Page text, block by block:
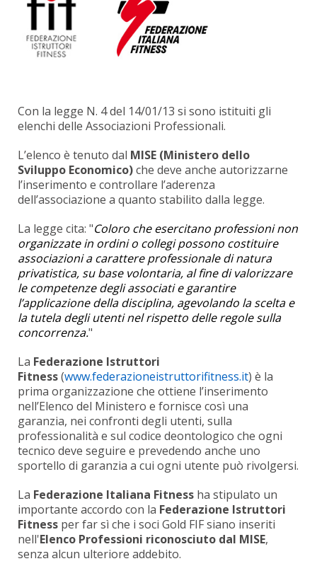
Con la legge N. 4 del 14/01/13 si sono istituiti gli
elenchi delle Associazioni Professionali.
L’elenco è tenuto dal MISE (Ministero dello
Sviluppo Economico)che deve anche autorizzarne
l’inserimento e controllare l’aderenza
dell’associazione a quanto stabilito dalla legge.
La legge cita: "Coloro che esercitano professioni non
organizzate in ordini o collegi possono costituire
associazioni a carattere professionale di natura
privatistica, su base volontaria, al fine di valorizzare
le competenze degli associati e garantire
l’applicazione della disciplina, agevolando la scelta e
la tutela degli utenti nel rispetto delle regole sulla
concorrenza."
La Federazione Istruttori
Fitness(www.federazioneistruttorifitness.it) è la
prima organizzazione che ottiene l’inserimento
nell’Elenco del Ministero e fornisce così una
garanzia, nei confronti degli utenti, sulla
professionalità e sul codice deontologico che ogni
tecnico deve seguire e prevedendo anche uno
sportello di garanzia a cui ogni utente può rivolgersi.
La Federazione Italiana Fitness ha stipulato un
importante accordo con la Federazione Istruttori
Fitness per far sì che i soci Gold FIF siano inseriti
nell'Elenco Professioni riconosciuto dal MISE,
senza alcun ulteriore addebito.